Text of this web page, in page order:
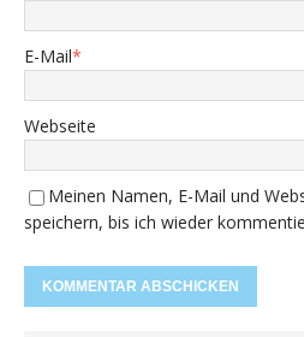
E-Mail*
Webseite
Meinen Namen, E-Mail und
speichern, bis ich wieder